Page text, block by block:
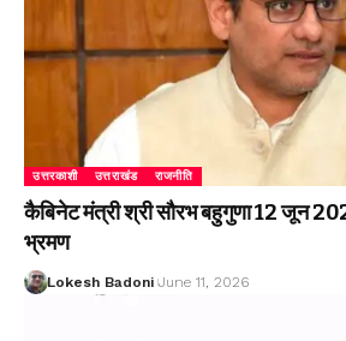
उत्तरकाशी उत्तराखंड राजनीति
कैबिनेट मंत्री श्री सौरभ बहुगुणा 12 जून
भ्रमण
Lokesh Badoni June 11, 2026